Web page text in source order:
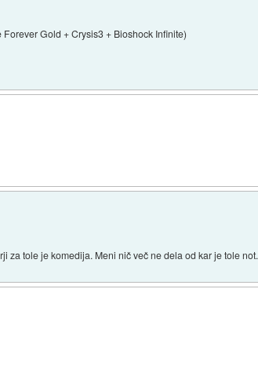
Gold + Crysis3 + Bioshock Infinite)
za tole je komedija. Meni nič več ne dela od kar je tole not.